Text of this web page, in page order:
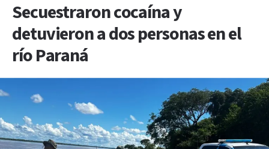
Secuestraron cocaína y
detuvieron a dos personas en el
río Paraná